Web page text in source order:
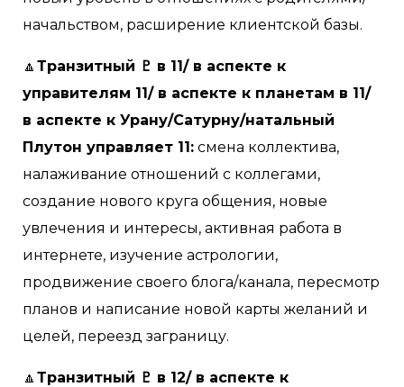
начальством, расширение клиентской базы.
🔼 Транзитный ♇ в 11/ в аспекте к
управителям 11/ в аспекте к планетам в 11/
в аспекте к Урану/Сатурну/натальный
Плутон управляет 11: смена коллектива,
налаживание отношений с коллегами,
создание нового круга общения, новые
увлечения и интересы, активная работа в
интернете, изучение астрологии,
продвижение своего блога/канала, пересмотр
планов и написание новой карты желаний и
целей, переезд заграницу.
🔼 Транзитный ♇ в 12/ в аспекте к